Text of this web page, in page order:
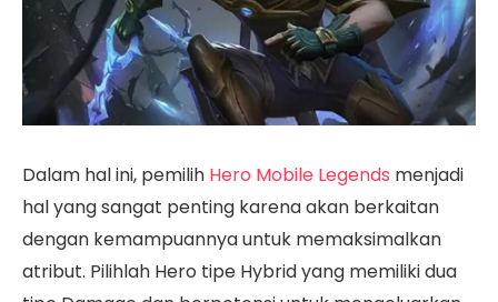
Dalam hal ini, pemilih Hero Mobile Legends menjadi
hal yang sangat penting karena akan berkaitan
dengan kemampuannya untuk memaksimalkan
atribut. Pilihlah Hero tipe Hybrid yang memiliki dua